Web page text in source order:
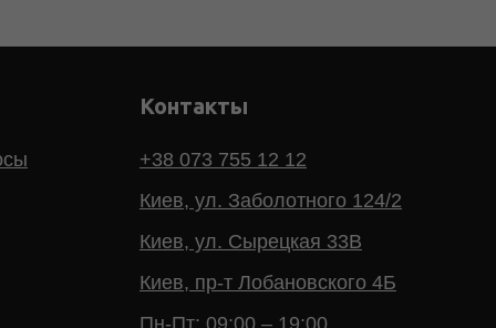
Контакты
+38 073 755 12 12
Киев, ул. Заболотного 124/2
Пн-Пт: 09:00 – 19:00
Киев, ул. Сырецкая 33В
Киев, пр-т Лобановского 4Б